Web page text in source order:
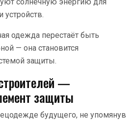
устройств.
одежда перестаёт быть
— она становится
защиты.
—
защиты
будущего, не упомянув